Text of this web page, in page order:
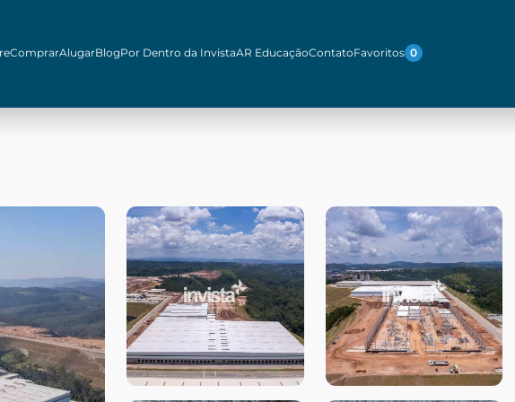
ComprarAlugarBlogPor Dentro da InvistaAR EducaçãoContatoFavoritos 0